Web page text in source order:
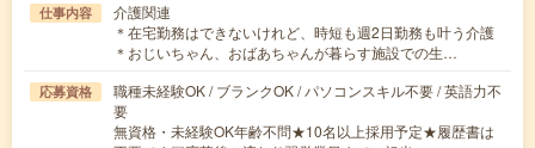
仕事内容
介護関連
＊在宅勤務はできないけれど、時短も週2日勤務も叶う介護
＊おじいちゃん、おばあちゃんが暮らす施設での生…
応募資格
職種未経験OK / ブランクOK / パソコンスキル不要 / 英語力不
要
無資格・未経験OK年齢不問★10名以上採用予定★履歴書は